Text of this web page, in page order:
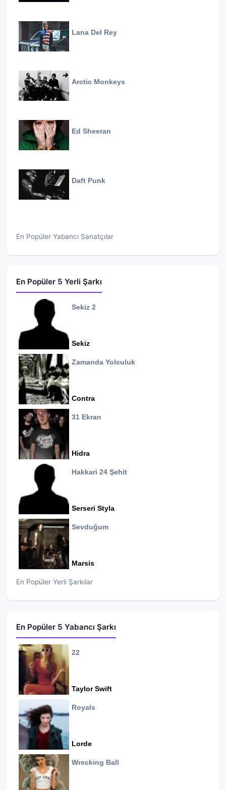
Lana Del Rey
Arctic Monkeys
Ed Sheeran
Daft Punk
En Popüler Yabancı Sanatçılar
En Popüler 5 Yerli Şarkı
Sekiz 2
Sekiz
Zamanda Yolculuk
Contra
31 Ekran
Hidra
Hakkari 24 Şehit
Serseri Styla
Sevduğum
Marsis
En Popüler Yerli Şarkılar
En Popüler 5 Yabancı Şarkı
22
Taylor Swift
Royals
Lorde
Wrecking Ball